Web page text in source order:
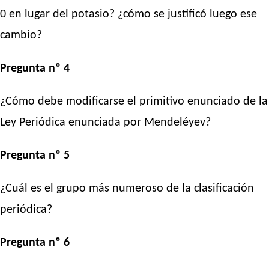
0 en lugar del potasio? ¿cómo se justificó luego ese
cambio?
Pregunta nº 4
¿Cómo debe modificarse el primitivo enunciado de la
Ley Periódica enunciada por Mendeléyev?
Pregunta nº 5
¿Cuál es el grupo más numeroso de la clasificación
periódica?
Pregunta nº 6